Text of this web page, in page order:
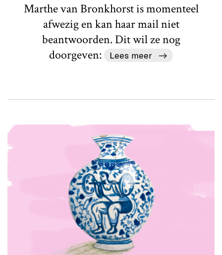
Marthe van Bronkhorst is momenteel
afwezig en kan haar mail niet
beantwoorden. Dit wil ze nog
doorgeven:
Lees meer